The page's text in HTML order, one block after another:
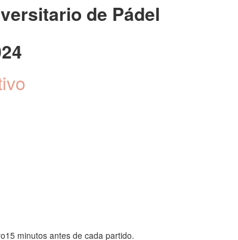
de Pádel
minutos antes de cada partido.